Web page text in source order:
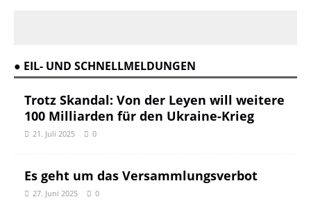
● EIL- UND SCHNELLMELDUNGEN
Trotz Skandal: Von der Leyen will weitere
100 Milliarden für den Ukraine-Krieg
21. Juli 2025 0
Es geht um das Versammlungsverbot
27. Juni 2025 0